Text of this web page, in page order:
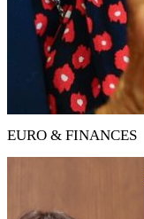
EURO & FINANCES